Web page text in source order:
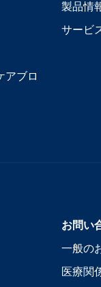
アブロ
製品情
サービ
お問い
一般の
医療関